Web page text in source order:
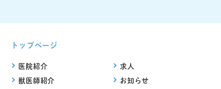
トップページ
医院紹介
獣医師紹介
求人
お知らせ